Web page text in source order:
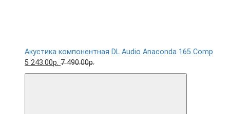
Акустика компонентная DL Audio Anaconda 165 Comp
5 243.00р. 7 490.00р.